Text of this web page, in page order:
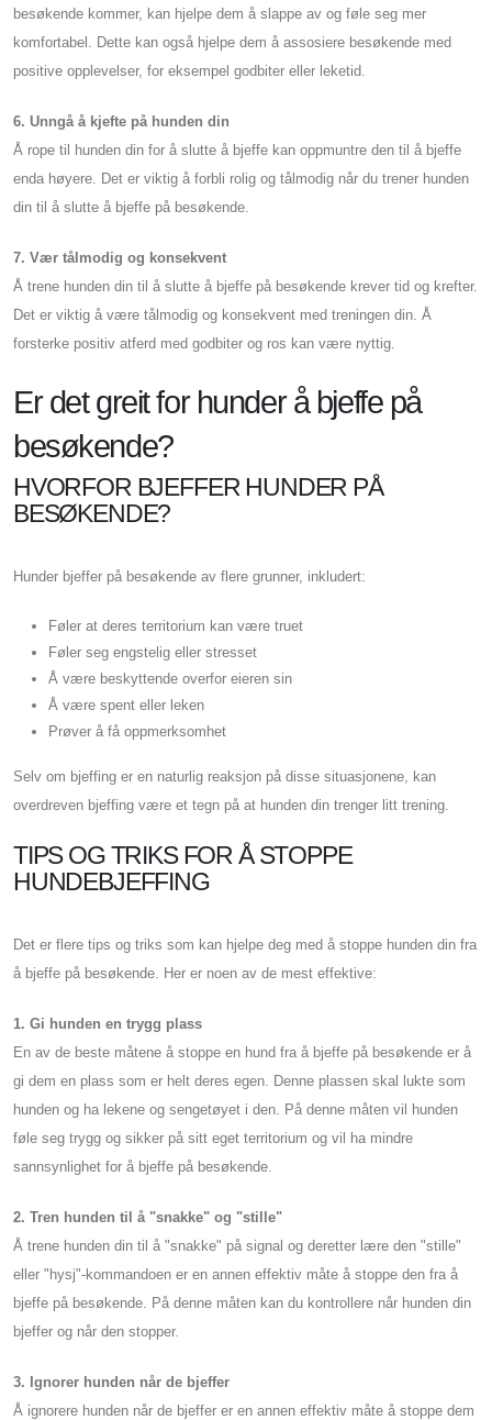
besøkende kommer, kan hjelpe dem å slappe av og føle seg mer
komfortabel. Dette kan også hjelpe dem å assosiere besøkende med
positive opplevelser, for eksempel godbiter eller leketid.
6. Unngå å kjefte på hunden din
Å rope til hunden din for å slutte å bjeffe kan oppmuntre den til å bjeffe
enda høyere. Det er viktig å forbli rolig og tålmodig når du trener hunden
din til å slutte å bjeffe på besøkende.
7. Vær tålmodig og konsekvent
Å trene hunden din til å slutte å bjeffe på besøkende krever tid og krefter.
Det er viktig å være tålmodig og konsekvent med treningen din. Å
forsterke positiv atferd med godbiter og ros kan være nyttig.
Er det greit for hunder å bjeffe på
besøkende?
HVORFOR BJEFFER HUNDER PÅ
BESØKENDE?
Hunder bjeffer på besøkende av flere grunner, inkludert:
Føler at deres territorium kan være truet
Føler seg engstelig eller stresset
Å være beskyttende overfor eieren sin
Å være spent eller leken
Prøver å få oppmerksomhet
Selv om bjeffing er en naturlig reaksjon på disse situasjonene, kan
overdreven bjeffing være et tegn på at hunden din trenger litt trening.
TIPS OG TRIKS FOR Å STOPPE
HUNDEBJEFFING
Det er flere tips og triks som kan hjelpe deg med å stoppe hunden din fra
å bjeffe på besøkende. Her er noen av de mest effektive:
1. Gi hunden en trygg plass
En av de beste måtene å stoppe en hund fra å bjeffe på besøkende er å
gi dem en plass som er helt deres egen. Denne plassen skal lukte som
hunden og ha lekene og sengetøyet i den. På denne måten vil hunden
føle seg trygg og sikker på sitt eget territorium og vil ha mindre
sannsynlighet for å bjeffe på besøkende.
2. Tren hunden til å "snakke" og "stille"
Å trene hunden din til å "snakke" på signal og deretter lære den "stille"
eller "hysj"-kommandoen er en annen effektiv måte å stoppe den fra å
bjeffe på besøkende. På denne måten kan du kontrollere når hunden din
bjeffer og når den stopper.
3. Ignorer hunden når de bjeffer
Å ignorere hunden når de bjeffer er en annen effektiv måte å stoppe dem